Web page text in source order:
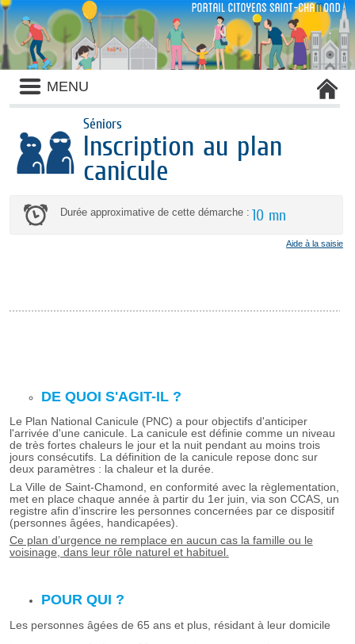
Liste
des
avertissements
MENU
Séniors
Inscription au plan
canicule
Durée approximative de cette démarche : 10 mn
Aide à la saisie